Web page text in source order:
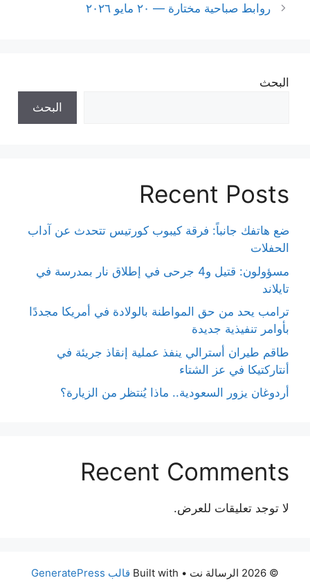
روابط صباحية مختارة — ٢٠ مايو ٢٠٢٦
البحث
البحث
Recent Posts
ضع هاتفك جانباً: فرقة كيبوب كورتيس تتحدث عن آداب
الحفلات
مسؤولون: قتيل و4 جرحى في إطلاق نار بمدرسة في
تايلاند
ترامب يحد من حق المواطنة بالولادة في أمريكا مجددًا
بأوامر تنفيذية جديدة
طاقم طيران أسترالي ينفذ عملية إنقاذ جريئة في
أنتاركتيكا في عز الشتاء
أردوغان يزور السعودية.. ماذا يُنتظر من الزيارة؟
Recent Comments
لا توجد تعليقات للعرض.
© 2026 الرسالة نت • Built with قالب GeneratePress